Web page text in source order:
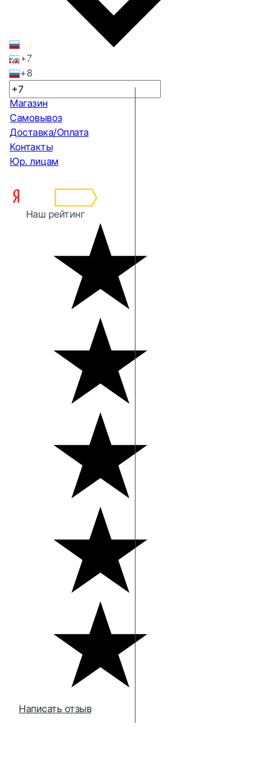
+7
+8
Магазин
Самовывоз
Доставка/Оплата
Контакты
Юр. лицам
Наш рейтинг
Написать отзыв